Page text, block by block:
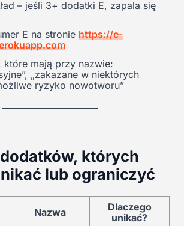
– jeśli 3+ dodatki E, zapala się
E na stronie https://e-
które mają przy nazwie:
„zakazane w niektórych
ryzyko nowotworu”
dodatków, których
lub ograniczyć
Nazwa
Dlaczego
unikać?